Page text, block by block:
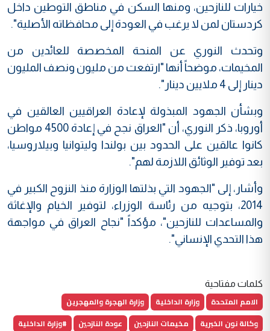
خيارات للنازحين، ومنها السكن في مناطق التوطين داخل
كردستان لمن لا يرغب في العودة إلى محافظاته الأصلية".
وتحدث النوري عن المنحة المخصصة للعائدين من
المخيمات، موضحاً أنها "ارتفعت من مليون ونصف المليون
دينار إلى 4 ملايين دينار".
وبشأن الجهود المبذولة لإعادة العراقيين العالقين في
أوروبا، ذكر النوري، أن "العراق نجح في إعادة 4500 مواطن
كانوا عالقين على الحدود بين بولندا وليتوانيا وبيلاروسيا،
بعد توفير الوثائق اللازمة لهم".
وأشار، إلى "الجهود التي بذلتها الوزارة منذ النزوح الكبير في
2014، بتوجيه من رئاسة الوزراء، لتوفير الخيام والإغاثة
والمساعدات للنازحين"، مؤكداً "نجاح العراق في مواجهة
هذا التحدي الإنساني".
كلمات مفتاحية
الامم المتحدة وزارة الداخلية
وزارة الهجرة والمهجرين
وكالة نون الخبرية
مخيمات النازحين عودة النازحين
#وزارة الداخلية